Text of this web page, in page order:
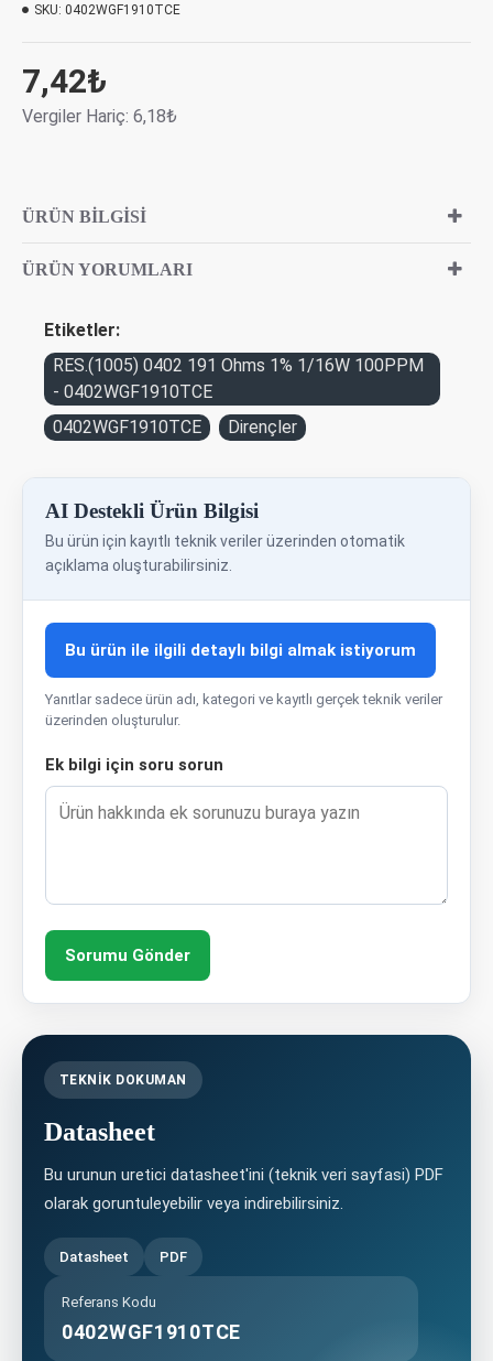
7,42₺
Vergiler Hariç: 6,18₺
SKU: 0402WGF1910TCE
ÜRÜN BILGISI
ÜRÜN YORUMLARI
Etiketler:
RES.(1005) 0402 191 Ohms 1% 1/16W 100PPM
- 0402WGF1910TCE
0402WGF1910TCE
Dirençler
AI Destekli Ürün Bilgisi
Bu ürün için kayıtlı teknik veriler üzerinden otomatik
açıklama oluşturabilirsiniz.
Bu ürün ile ilgili detaylı bilgi almak istiyorum
Yanıtlar sadece ürün adı, kategori ve kayıtlı gerçek teknik veriler
üzerinden oluşturulur.
Ek bilgi için soru sorun
Sorumu Gönder
TEKNIK DOKUMAN
Datasheet
Bu urunun uretici datasheet'ini (teknik veri sayfasi) PDF
olarak goruntuleyebilir veya indirebilirsiniz.
Datasheet PDF
Referans Kodu
0402WGF1910TCE